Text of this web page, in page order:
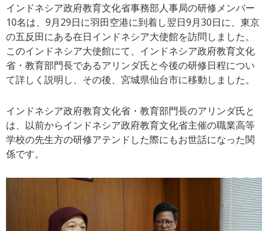
インドネシア政府教育文化省事務部人事局の研修メンバー
10名は、9月29日に羽田空港に到着し翌日9月30日に、東京
の五反田にある在日インドネシア大使館を訪問しました。
このインドネシア大使館にて、インドネシア政府教育文化
省・教育部門長であるアリンダ氏と今後の研修日程につい
て詳しく説明し、その後、宮城県仙台市に移動しました。
インドネシア政府教育文化省・教育部門長のアリンダ氏と
は、以前からインドネシア政府教育文化省主催の職業高等
学校の先生方の研修アテンドした際にもお世話になった関
係です。